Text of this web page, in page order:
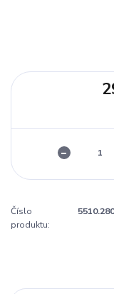
Číslo
produktu: